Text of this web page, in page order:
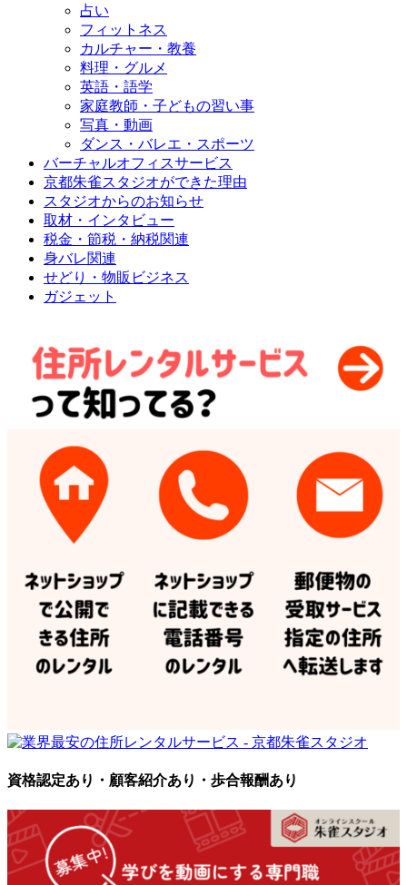
占い
フィットネス
カルチャー・教養
料理・グルメ
英語・語学
家庭教師・子どもの習い事
写真・動画
ダンス・バレエ・スポーツ
バーチャルオフィスサービス
京都朱雀スタジオができた理由
スタジオからのお知らせ
取材・インタビュー
税金・節税・納税関連
身バレ関連
せどり・物販ビジネス
ガジェット
資格認定あり・顧客紹介あり・歩合報酬あり